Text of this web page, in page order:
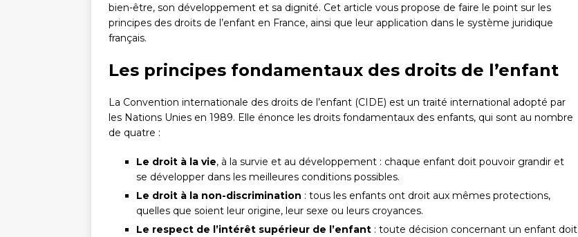
bien-être, son développement et sa dignité. Cet article vous propose de faire le point sur les
principes des droits de l’enfant en France, ainsi que leur application dans le système juridique
français.
Les principes fondamentaux des droits de l’enfant
La Convention internationale des droits de l’enfant (CIDE) est un traité international adopté par
les Nations Unies en 1989. Elle énonce les droits fondamentaux des enfants, qui sont au nombre
de quatre :
Le droit à la vie, à la survie et au développement : chaque enfant doit pouvoir grandir et
se développer dans les meilleures conditions possibles.
Le droit à la non-discrimination : tous les enfants ont droit aux mêmes protections,
quelles que soient leur origine, leur sexe ou leurs croyances.
Le respect de l’intérêt supérieur de l’enfant : toute décision concernant un enfant doit